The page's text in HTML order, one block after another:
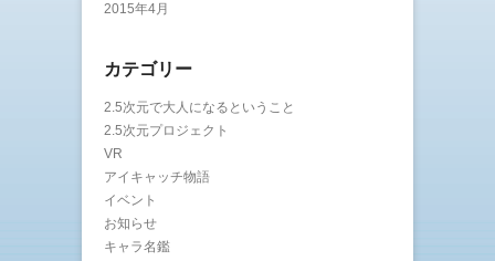
2015年4月
カテゴリー
2.5次元で大人になるということ
2.5次元プロジェクト
VR
アイキャッチ物語
イベント
お知らせ
キャラ名鑑